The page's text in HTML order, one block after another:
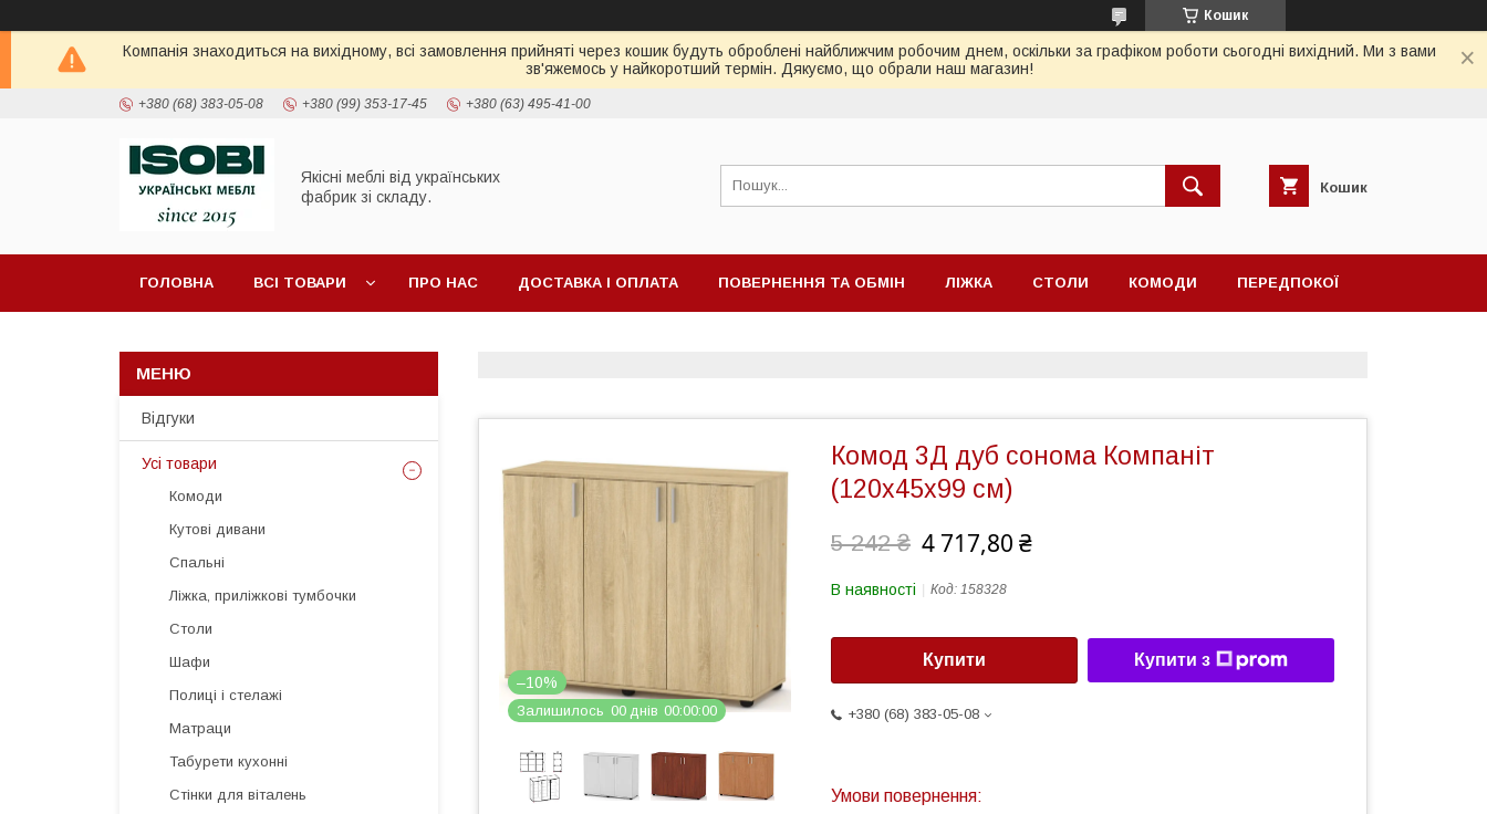
Кошик
Компанія знаходиться на вихідному, всі замовлення прийняті через кошик будуть оброблені найближчим робочим днем, оскільки за графіком роботи сьогодні вихідний. Ми з вами
зв'яжемось у найкоротший термін. Дякуємо, що обрали наш магазин!
+380 (68) 383-05-08 +380 (99) 353-17-45 +380 (63) 495-41-00
Якісні меблі від українських
фабрик зі складу.
Кошик
ГОЛОВНА ВСІ ТОВАРИ ПРО НАС ДОСТАВКА І ОПЛАТА ПОВЕРНЕННЯ ТА ОБМІН ЛІЖКА СТОЛИ КОМОДИ ПЕРЕДПОКОЇ
–10%
Залишилось 00 днів 00 00 00
Комод 3Д дуб сонома Компаніт
(120х45х99 см)
5 242 ₴ 4 717,80 ₴
В наявності Код: 158328
Купити Купити з
+380 (68) 383-05-08
Відгуки
Усі товари
Комоди
Кутові дивани
Спальні
Ліжка, приліжкові тумбочки
Столи
Шафи
Полиці і стелажі
Матраци
Табурети кухонні
Стінки для віталень